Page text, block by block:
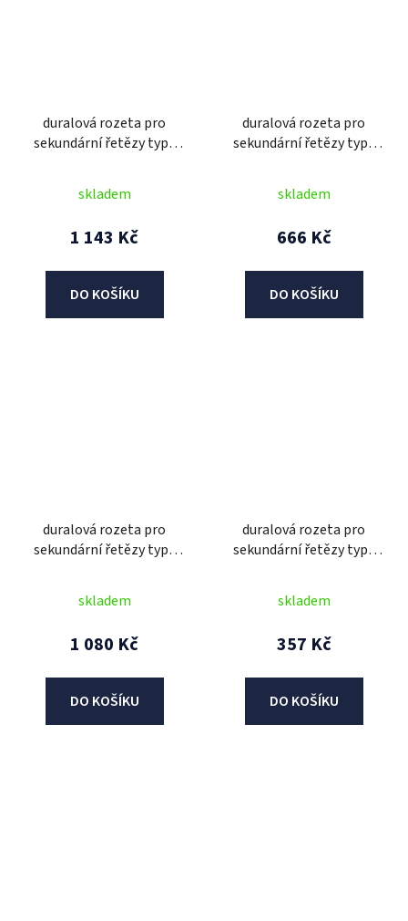
duralová rozeta pro
sekundární řetězy typu
skladem
1 143 Kč
DO KOŠÍKU
duralová rozeta pro
sekundární řetězy typu
skladem
666 Kč
DO KOŠÍKU
duralová rozeta pro
sekundární řetězy typu
skladem
1 080 Kč
DO KOŠÍKU
duralová rozeta pro
sekundární řetězy typu
skladem
357 Kč
DO KOŠÍKU